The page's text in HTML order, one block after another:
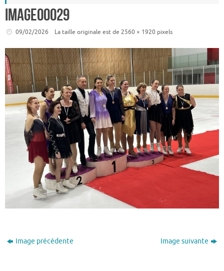
image00029
09/02/2026 La taille originale est de 2560 × 1920 pixels
Image précédente Image suivante